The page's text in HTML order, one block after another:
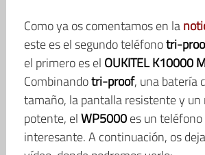
Como ya os comentamos en la
este es el segundo teléfonotri-
el primero es el OUKITEL K10000
Combinandotri-proof, una batería
tamaño, la pantalla resistente y
potente, elWP5000es un
interesante. A continuación, os